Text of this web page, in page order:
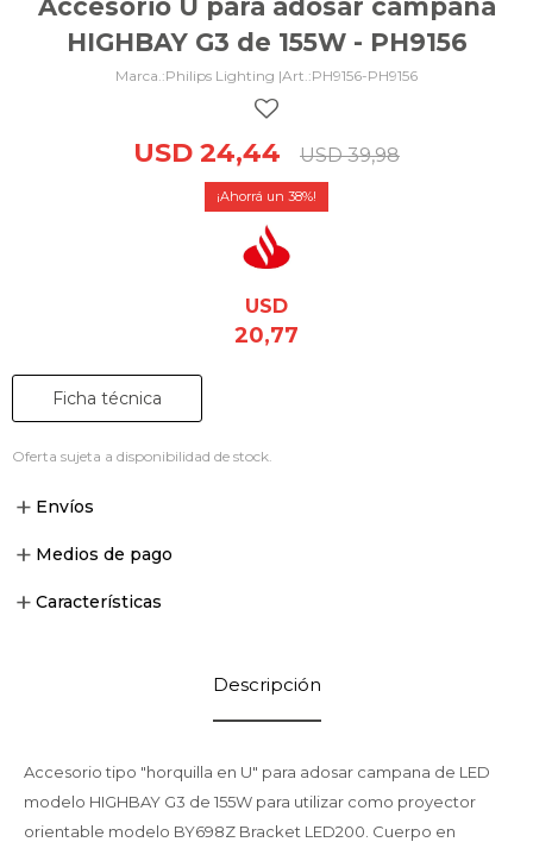
Accesorio U para adosar campana
HIGHBAY G3 de 155W - PH9156
Philips Lighting | PH9156-PH9156
USD 24,44 USD 39,98
38
USD
20,77
Ficha técnica
Oferta sujeta a disponibilidad de stock.
Envíos
Medios de pago
Características
Descripción
Accesorio tipo "horquilla en U" para adosar campana de LED
modelo HIGHBAY G3 de 155W para utilizar como proyector
orientable modelo BY698Z Bracket LED200. Cuerpo en